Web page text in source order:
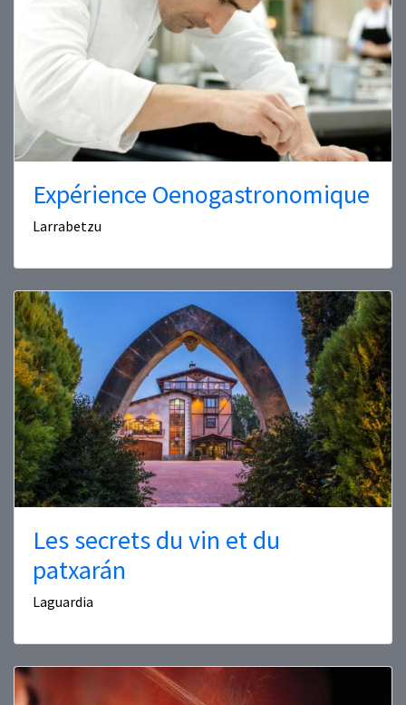
Expérience Oenogastronomique
Larrabetzu
Les secrets du vin et du
patxarán
Laguardia